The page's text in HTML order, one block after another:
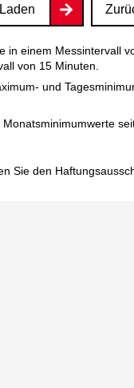
Laden
einem Messintervall
von 15 Minuten.
und
Sie den